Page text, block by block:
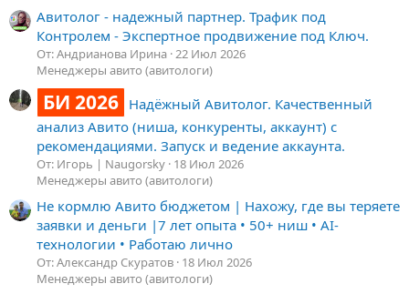
Авитолог - надежный партнер. Трафик под
Контролем - Экспертное продвижение под Ключ.
От: Андрианова Ирина 22 Июл 2026
Менеджеры авито (авитологи)
БИ 2026 Надёжный Авитолог. Качественный
анализ Авито (ниша, конкуренты, аккаунт) с
рекомендациями. Запуск и ведение аккаунта.
От: Игорь | Naugorsky 18 Июл 2026
Менеджеры авито (авитологи)
Не кормлю Авито бюджетом | Нахожу, где вы теряете
заявки и деньги |7 лет опыта • 50+ ниш • AI-
технологии • Работаю лично
От: Александр Скуратов 18 Июл 2026
Менеджеры авито (авитологи)